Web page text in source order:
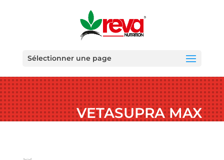
Sélectionner une page
VETASUPRA MAX